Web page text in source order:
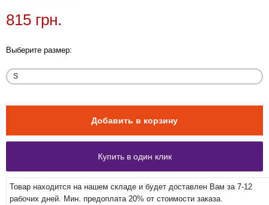
815 грн.
Выберите размер:
Товар находится на нашем складе и будет доставлен Вам за 7-12
рабочих дней. Мин. предоплата 20% от стоимости заказа.